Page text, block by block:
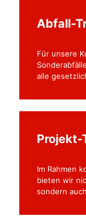
Abfall-
Für unsere
alle
Projekt-
Im Rahmen
bieten wir
sondern